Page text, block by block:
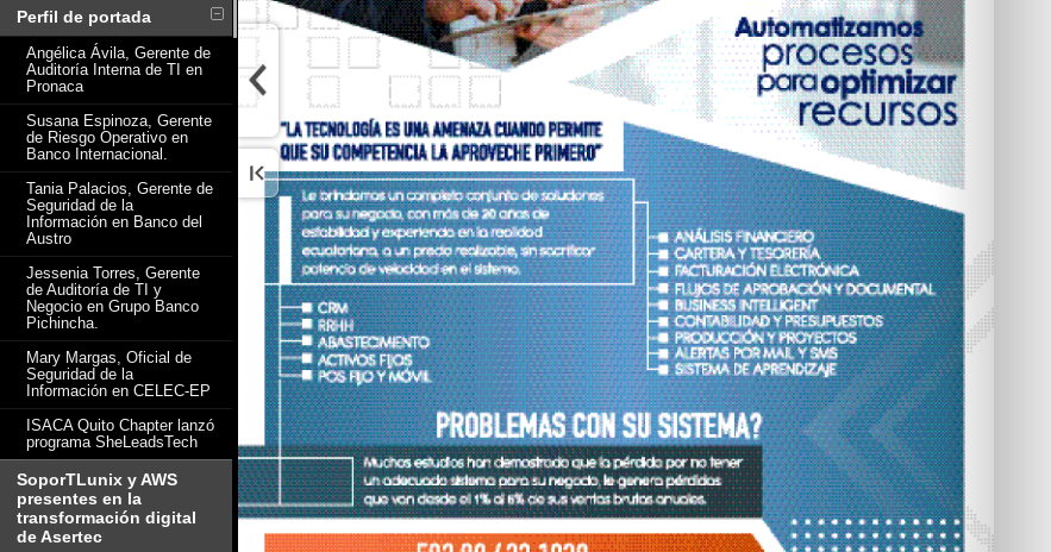
Perfil de portada
Angélica Ávila, Gerente de
Auditoría Interna de TI en
Pronaca
Susana Espinoza, Gerente
de Riesgo Operativo en
Banco Internacional.
Tania Palacios, Gerente de
Seguridad de la
Información en Banco del
Austro
Jessenia Torres, Gerente
de Auditoría de TI y
Negocio en Grupo Banco
Pichincha.
Mary Margas, Oficial de
Seguridad de la
Información en CELEC-EP
ISACA Quito Chapter lanzó
programa SheLeadsTech
SoporTLunix y AWS
presentes en la
transformación digital
de Asertec